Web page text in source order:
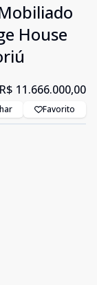
House
R$ 11.666.000,00
Favorito